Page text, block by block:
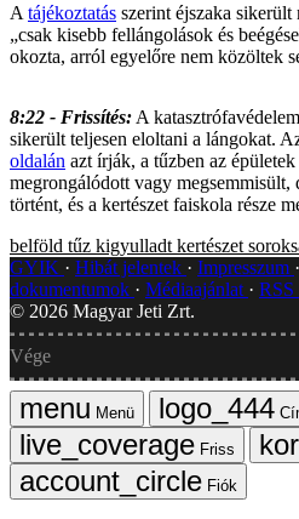
A tájékoztatás szerint éjszaka
„csak kisebb fellángolások és
okozta, arról egyelőre nem közöltek
8:22 - Frissítés: A
sikerült teljesen eloltani a lángokat.
oldalán azt írják, a tűzben az
megrongálódott vagy megsemmisült,
történt, és a kertészet faiskola része
belföld tűz kigyulladt kertészet
GYIK
Hibát jelentek Impresszum
dokumentumok
Médiaajánlat RSS
© 2026 Magyar Jeti Zrt.
Vége
Menü
Friss
Fiók